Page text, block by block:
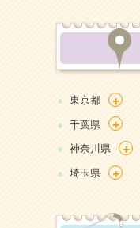
東京都 +
千葉県 +
神奈川県 +
埼玉県 +